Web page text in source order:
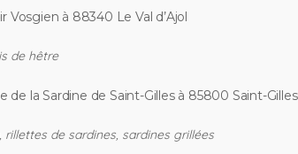
Vosgien à 88340 Le Val d’Ajol
de hêtre
de la Sardine de Saint-Gilles à 85800 Saint-
rillettes de sardines, sardines grillées